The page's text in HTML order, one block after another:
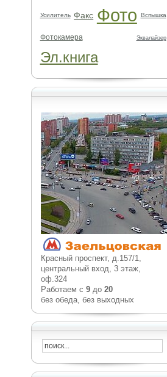
Усилитель Факс Фото Вспышка
Фотокамера Эквалайзер
Эл.книга
Красный проспект, д.157/1,
центральный вход, 3 этаж,
оф.324
Работаем с 9до 20
без обеда, без выходных